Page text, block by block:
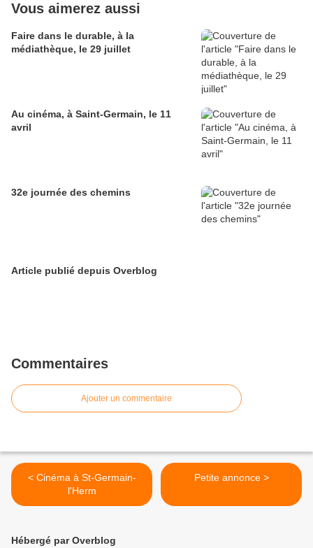
Vous aimerez aussi
Faire dans le durable, à la
médiathèque, le 29 juillet
Au cinéma, à Saint-Germain, le 11
avril
32e journée des chemins
Article publié depuis Overblog
Commentaires
Ajouter un commentaire
< Cinéma à St-Germain-
l'Herm
Petite annonce >
Hébergé par Overblog